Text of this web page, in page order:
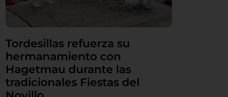
Tordesillas refuerza su
hermanamiento con
Hagetmau durante las
tradicionales Fiestas del